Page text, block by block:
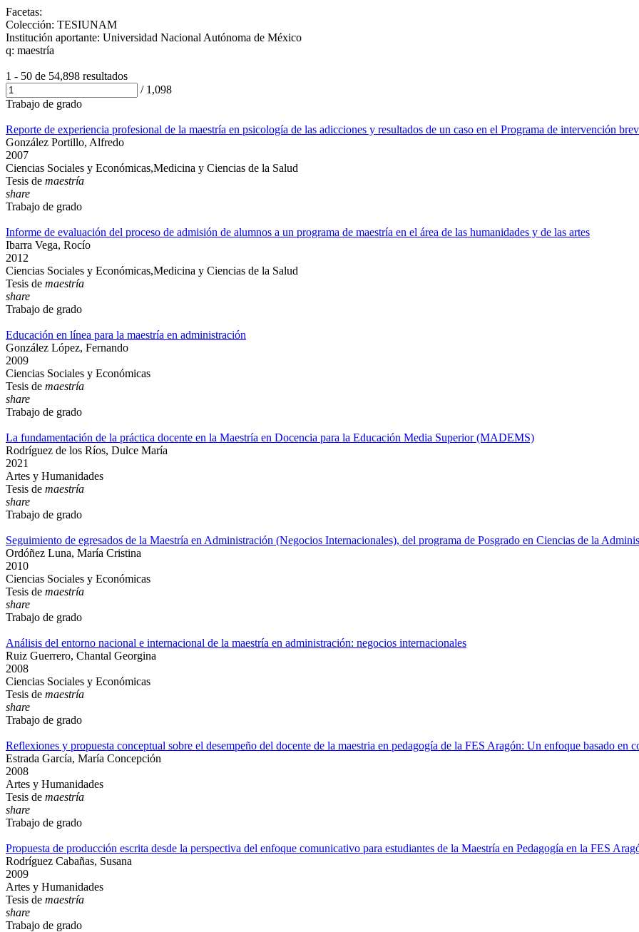
Facetas:
Colección: TESIUNAM
Institución aportante: Universidad Nacional Autónoma de México
q: maestría
1 - 50 de 54,898 resultados
/ 1,098
Trabajo de grado
Reporte de experiencia profesional de la maestría en psicología de las adicciones y resultados de un caso en el Programa de intervención
González Portillo, Alfredo
2007
Ciencias Sociales y Económicas,Medicina y Ciencias de la Salud
Tesis de maestría
share
Trabajo de grado
Informe de evaluación del proceso de admisión de alumnos a un programa de maestría en el área de las humanidades y de las artes
Ibarra Vega, Rocío
2012
Ciencias Sociales y Económicas,Medicina y Ciencias de la Salud
Tesis de maestría
share
Trabajo de grado
Educación en línea para la maestría en administración
González López, Fernando
2009
Ciencias Sociales y Económicas
Tesis de maestría
share
Trabajo de grado
La fundamentación de la práctica docente en la Maestría en Docencia para la Educación Media Superior (MADEMS)
Rodríguez de los Ríos, Dulce María
2021
Artes y Humanidades
Tesis de maestría
share
Trabajo de grado
Seguimiento de egresados de la Maestría en Administración (Negocios Internacionales), del programa de Posgrado en Ciencias de la
Ordóñez Luna, María Cristina
2010
Ciencias Sociales y Económicas
Tesis de maestría
share
Trabajo de grado
Análisis del entorno nacional e internacional de la maestría en administración: negocios internacionales
Ruiz Guerrero, Chantal Georgina
2008
Ciencias Sociales y Económicas
Tesis de maestría
share
Trabajo de grado
Reflexiones y propuesta conceptual sobre el desempeño del docente de la maestria en pedagogía de la FES Aragón: Un enfoque basado en
Estrada García, María Concepción
2008
Artes y Humanidades
Tesis de maestría
share
Trabajo de grado
Propuesta de producción escrita desde la perspectiva del enfoque comunicativo para estudiantes de la Maestría en Pedagogía en la FES
Rodríguez Cabañas, Susana
2009
Artes y Humanidades
Tesis de maestría
share
Trabajo de grado